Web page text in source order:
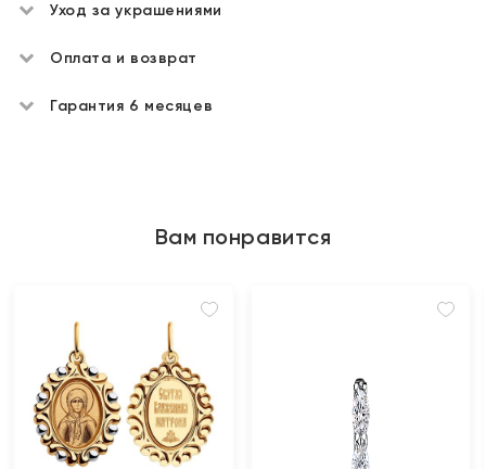
Уход за украшениями
Оплата и возврат
Гарантия 6 месяцев
Вам понравится